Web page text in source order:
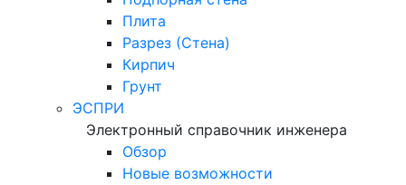
Плита
Разрез (Стена)
Кирпич
Грунт
ЭСПРИ
Электронный справочник инженера
Обзор
Новые возможности